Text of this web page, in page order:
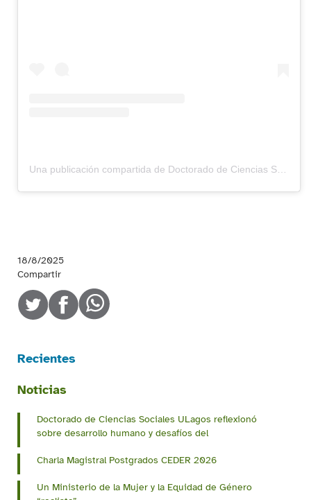
18/8/2025
Compartir
Recientes
Noticias
Doctorado de Ciencias Sociales ULagos reflexionó
sobre desarrollo humano y desafíos del
Charla Magistral Postgrados CEDER 2026
Un Ministerio de la Mujer y la Equidad de Género